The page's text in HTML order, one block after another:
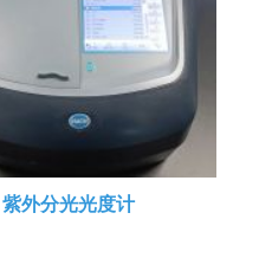
紫外分光光度计